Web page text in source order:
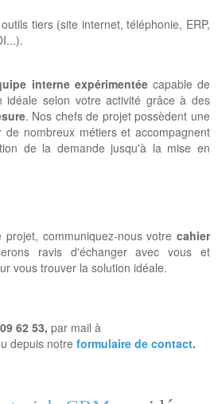
tiers (site internet, téléphonie, ERP,
interne expérimentéecapable de
idéale selon votre activité grâce à des
. Nos chefs de projet possèdent une
de nombreux métiers et accompagnent
de la demande jusqu'à la mise en
communiquez-nous votre cahier
ravis d'échanger avec vous et
vous trouver la solution idéale.
62 53, par mail à
depuis notre formulaire de contact.